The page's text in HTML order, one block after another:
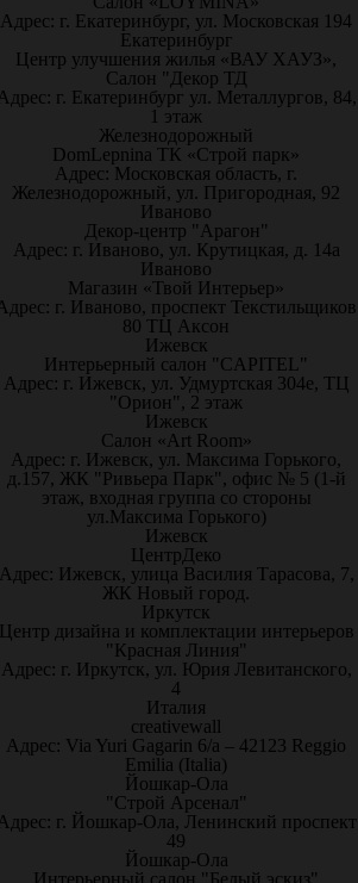
Адрес: г. Екатеринбург, ул. Московская 194
Екатеринбург
Центр улучшения жилья «ВАУ ХАУЗ»,
Салон "Декор ТД
г. Екатеринбург ул. Металлургов, 84,
1 этаж
Железнодорожный
DomLepnina ТК «Строй парк»
Адрес: Московская область, г.
Железнодорожный, ул. Пригородная, 92
Иваново
Декор-центр "Арагон"
Адрес: г. Иваново, ул. Крутицкая, д. 14а
Иваново
Магазин «Твой Интерьер»
г. Иваново, проспект Текстильщиков
80 ТЦ Аксон
Ижевск
Интерьерный салон "CAPITEL"
Адрес: г. Ижевск, ул. Удмуртская 304е, ТЦ
"Орион", 2 этаж
Ижевск
Салон «Art Room»
Адрес: г. Ижевск, ул. Максима Горького,
д.157, ЖК "Ривьера Парк", офис № 5 (1-й
этаж, входная группа со стороны
ул.Максима Горького)
Ижевск
ЦентрДеко
Ижевск, улица Василия Тарасова, 7,
ЖК Новый город.
Иркутск
дизайна и комплектации интерьеров
"Красная Линия"
Адрес: г. Иркутск, ул. Юрия Левитанского,
4
Италия
creativewall
Адрес: Via Yuri Gagarin 6/a – 42123 Reggio
Emilia (Italia)
Йошкар-Ола
"Строй Арсенал"
г. Йошкар-Ола, Ленинский проспект
49
Йошкар-Ола
Интерьерный салон "Белый эскиз"